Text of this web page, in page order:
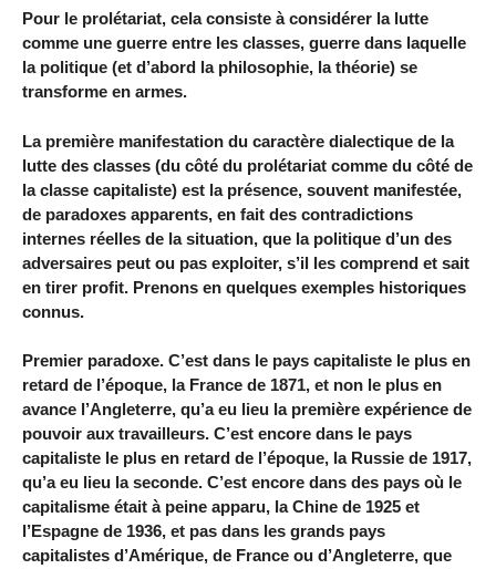
Pour le prolétariat, cela consiste à considérer la lutte
comme une guerre entre les classes, guerre dans laquelle
la politique (et d’abord la philosophie, la théorie) se
transforme en armes.
La première manifestation du caractère dialectique de la
lutte des classes (du côté du prolétariat comme du côté de
la classe capitaliste) est la présence, souvent manifestée,
de paradoxes apparents, en fait des contradictions
internes réelles de la situation, que la politique d’un des
adversaires peut ou pas exploiter, s’il les comprend et sait
en tirer profit. Prenons en quelques exemples historiques
connus.
Premier paradoxe. C’est dans le pays capitaliste le plus en
retard de l’époque, la France de 1871, et non le plus en
avance l’Angleterre, qu’a eu lieu la première expérience de
pouvoir aux travailleurs. C’est encore dans le pays
capitaliste le plus en retard de l’époque, la Russie de 1917,
qu’a eu lieu la seconde. C’est encore dans des pays où le
capitalisme était à peine apparu, la Chine de 1925 et
l’Espagne de 1936, et pas dans les grands pays
capitalistes d’Amérique, de France ou d’Angleterre, que